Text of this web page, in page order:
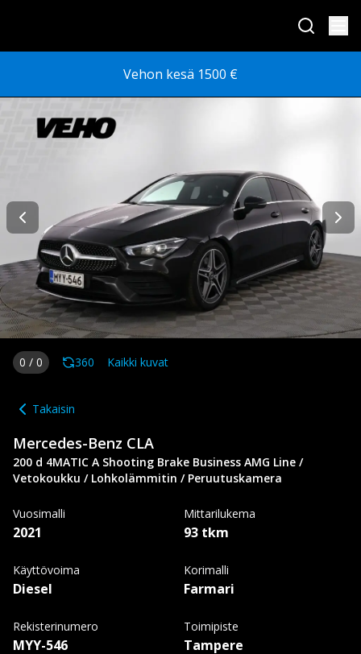
Vehon kesä 1500 €
0 / 0 360 Kaikki kuvat
Takaisin
Mercedes-Benz CLA
200 d 4MATIC A Shooting Brake Business AMG Line /
Vetokoukku / Lohkolämmitin / Peruutuskamera
Vuosimalli
2021
Mittarilukema
93 tkm
Käyttövoima
Diesel
Korimalli
Farmari
Rekisterinumero
MYY-546
Toimipiste
Tampere